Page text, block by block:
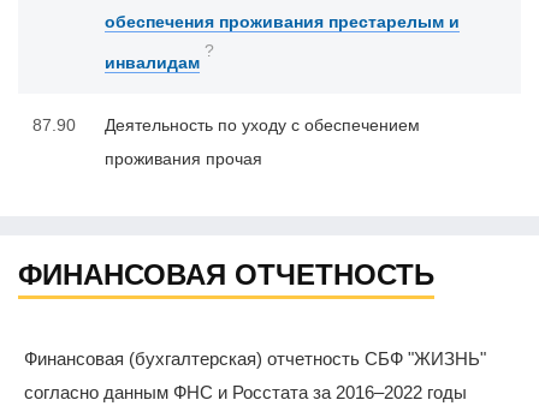
обеспечения проживания престарелым и
инвалидам
?
87.90
Деятельность по уходу с обеспечением
проживания прочая
ФИНАНСОВАЯ ОТЧЕТНОСТЬ
Финансовая (бухгалтерская) отчетность СБФ "ЖИЗНЬ"
согласно данным ФНС и Росстата за 2016–2022 годы